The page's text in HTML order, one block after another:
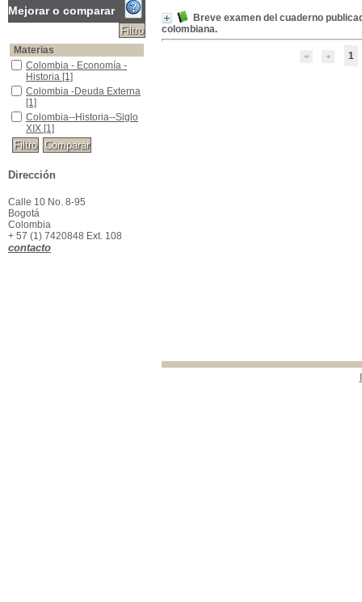
Breve examen del cuaderno
colombiana.
1
Mejorar o comparar
Materias
Colombia - Economía - Historia
Colombia - Economía -
Historia [1]
Colombia -Deuda Externa
Colombia -Deuda Externa
[1]
Colombia--Historia--Siglo XIX
Colombia--Historia--Siglo
XIX [1]
Dirección
Calle 10 No. 8-95
Bogotá
Colombia
+ 57 (1) 7420848 Ext. 108
contacto